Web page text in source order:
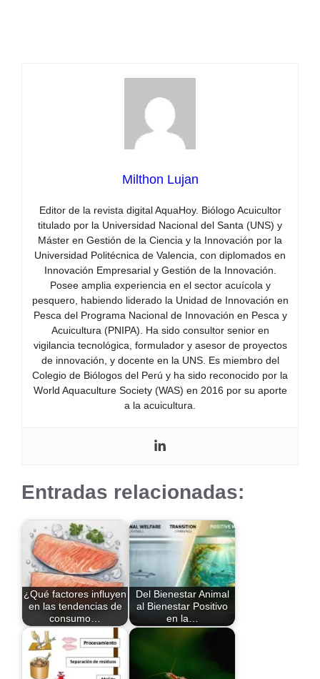
Milthon Lujan
Editor de la revista digital AquaHoy. Biólogo Acuicultor
titulado por la Universidad Nacional del Santa (UNS) y
Máster en Gestión de la Ciencia y la Innovación por la
Universidad Politécnica de Valencia, con diplomados en
Innovación Empresarial y Gestión de la Innovación.
Posee amplia experiencia en el sector acuícola y
pesquero, habiendo liderado la Unidad de Innovación en
Pesca del Programa Nacional de Innovación en Pesca y
Acuicultura (PNIPA). Ha sido consultor senior en
vigilancia tecnológica, formulador y asesor de proyectos
de innovación, y docente en la UNS. Es miembro del
Colegio de Biólogos del Perú y ha sido reconocido por la
World Aquaculture Society (WAS) en 2016 por su aporte
a la acuicultura.
Entradas relacionadas:
¿Qué factores influyen
en las tendencias de
consumo…
Del Bienestar Animal
al Bienestar Positivo
en la…